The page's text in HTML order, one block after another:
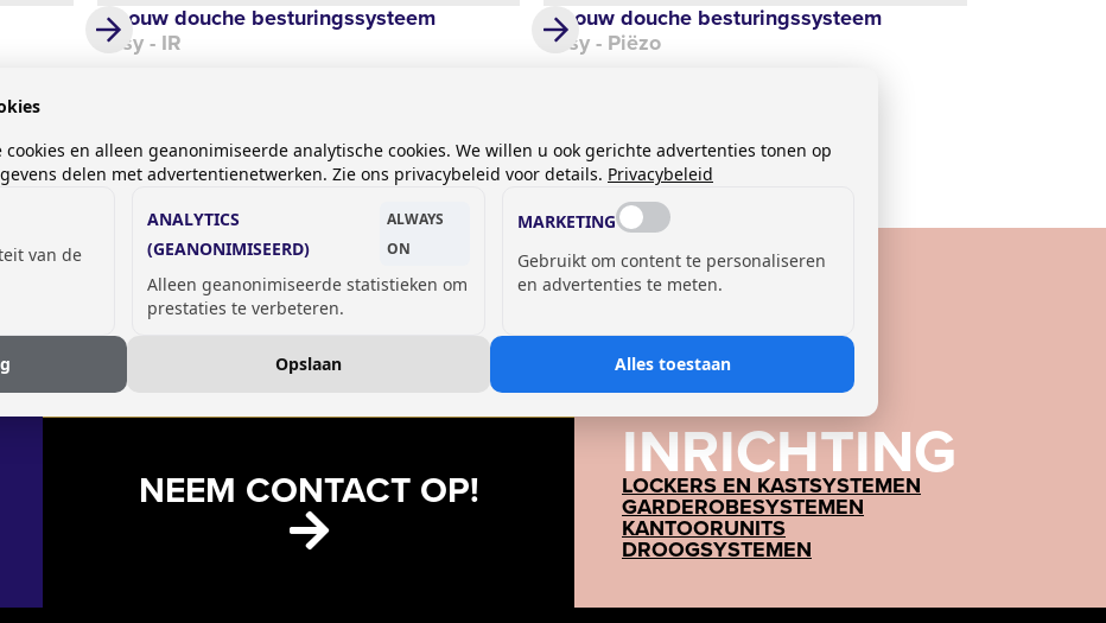
Inbouw douche besturingssysteem
Easy - IR
Inbouw douche besturingssysteem
Easy - Piëzo
GSM OPLAADLOCKERS
NEEM CONTACT OP! INRICHTING
LOCKERS EN KASTSYSTEMEN
GARDEROBESYSTEMEN
KANTOORUNITS
DROOGSYSTEMEN
en alleen geanonimiseerde analytische cookies. We willen u ook gerichte advertenties tonen op
delen met advertentienetwerken. Zie ons privacybeleid voor details. Privacybeleid
van de
ANALYTICS
(GEANONIMISEERD)
ALWAYS
ON
Alleen geanonimiseerde statistieken om
prestaties te verbeteren.
MARKETING
Gebruikt om content te personaliseren
en advertenties te meten.
Opslaan Alles toestaan